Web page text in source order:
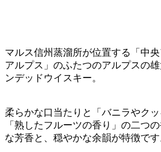
マルス信州蒸溜所が位置する「中
アルプス」のふたつのアルプスの
ンデッドウイスキー。
柔らかな口当たりと「バニラやク
「熟したフルーツの香り」の二つ
な芳香と、穏やかな余韻が特徴です